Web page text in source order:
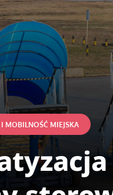
MOBILNOŚĆ MIEJSKA